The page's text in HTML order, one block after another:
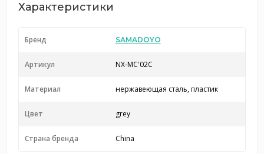
Характеристики
Бренд SAMADOYO
Артикул NX-MC'02C
Материал нержавеющая сталь, пластик
Цвет grey
Страна бренда China